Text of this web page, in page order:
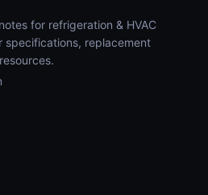
for refrigeration & HVAC
specifications, replacement